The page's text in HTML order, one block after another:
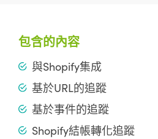
包含的內容
與Shopify集成
基於URL的追蹤
基於事件的追蹤
Shopify結帳轉化追蹤